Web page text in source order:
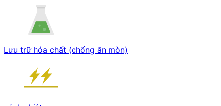
Lưu trữ hóa chất (chống ăn mòn)